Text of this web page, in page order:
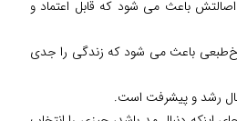
باعث می شود که قابل اعتماد و
باعث می شود که زندگی را جدی
رشد و پیشرفت است.